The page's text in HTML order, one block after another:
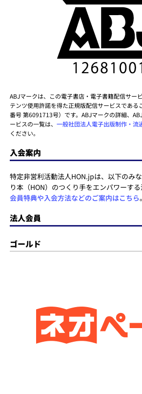
ABJマークは、この電子書店・電子書籍配信サー
テンツ使用許諾を得た正規版配信サービスである
番号 第6091713号）です。ABJマークの詳細、
ービスの一覧は、 一般社団法人電子出版制作・流
ください。
入会案内
特定非営利活動法人HON.jpは、以下のみ
り本（HON）のつくり手をエンパワーする
会員特典や入会方法などのご案内はこちら。
法人会員
ゴールド